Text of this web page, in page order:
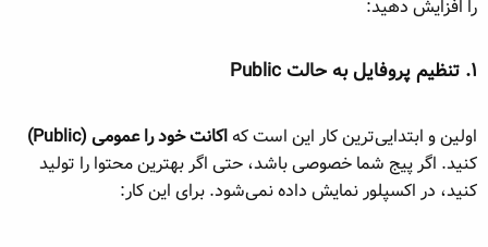
را افزایش دهید:
۱. تنظیم پروفایل به حالت Public​
اولین و ابتدایی‌ترین کار این است که اکانت خود را عمومی (Public)
کنید. اگر پیج شما خصوصی باشد، حتی اگر بهترین محتوا را تولید
کنید، در اکسپلور نمایش داده نمی‌شود. برای این کار: